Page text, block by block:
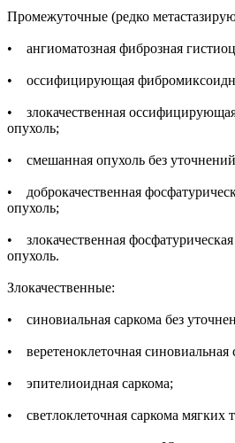
Промежуточные (редко
• ангиоматозная фиброзная
• оссифицирующая
• злокачественная
опухоль;
• смешанная опухоль без
• доброкачественная
опухоль;
• злокачественная
опухоль.
Злокачественные:
• синовиальная саркома без
• веретеноклеточная синовиальная
• эпителиоидная саркома;
• светлоклеточная саркома мягких